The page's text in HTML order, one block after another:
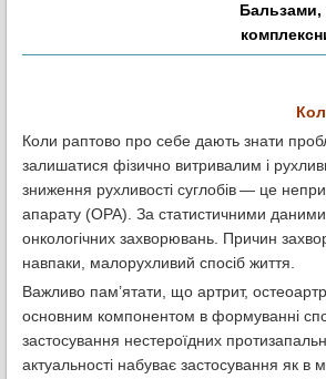
Бальзами,
Коли раптово про себе дають знати
залишатися фізично витривалим і
зниження рухливості суглобів — це
апарату (ОРА). За статистичними
онкологічних захворювань. Причин
навпаки, малорухливий спосіб життя.
Важливо пам’ятати, що артрит,
основним компонентом в формуванні
застосування нестероїдних
актуальності набуває застосування як в